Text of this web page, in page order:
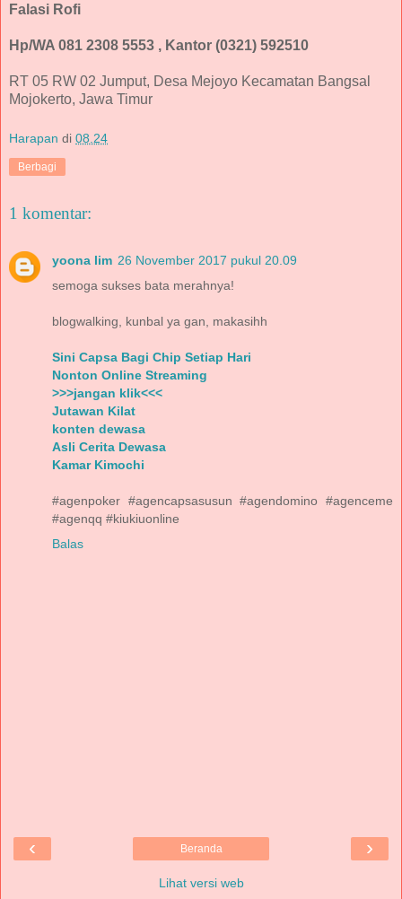
Falasi Rofi
Hp/WA 081 2308 5553 , Kantor (0321) 592510
RT 05 RW 02 Jumput, Desa Mejoyo Kecamatan Bangsal
Mojokerto, Jawa Timur
Harapan di 08.24
Berbagi
1 komentar:
yoona lim 26 November 2017 pukul 20.09
semoga sukses bata merahnya!
blogwalking, kunbal ya gan, makasihh
Sini Capsa Bagi Chip Setiap Hari
Nonton Online Streaming
>>>jangan klik<<<
Jutawan Kilat
konten dewasa
Asli Cerita Dewasa
Kamar Kimochi
#agenpoker #agencapsasusun #agendomino #agenceme
#agenqq #kiukiuonline
Balas
‹ ›
Beranda
Lihat versi web